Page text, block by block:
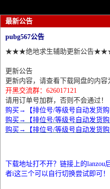
最新公告
pubg567公告
★★★绝地求生辅助更新公告
更新公告
更新内容，请查看下载网盘的内容
开黑交流群：626017121
请用订单号加群，否则不会通过！
购买→【排位号/等级号自动发货购
购买→【排位号/等级号自动发货购
购买→【排位号/等级号自动发货购
下载地址打不开？链接上的lanzou
者i这三个可以自行切换尝试即可！